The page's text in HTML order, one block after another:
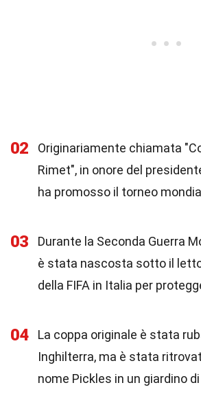
02
Originariamente chiamata
Rimet", in onore del
ha promosso il torneo
03
Durante la Seconda Guerra
è stata nascosta sotto il
della FIFA in Italia per
04
La coppa originale è stata
Inghilterra, ma è stata
nome Pickles in un giardino